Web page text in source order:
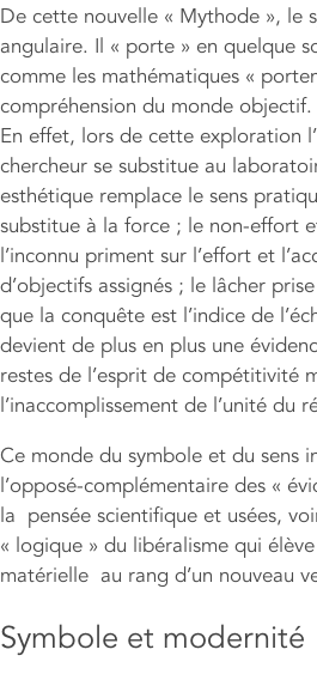
De cette nouvelle « Mythode », le
angulaire. Il « porte » en quelque
comme les mathématiques «
compréhension du monde objectif.
En effet, lors de cette exploration
chercheur se substitue au
esthétique remplace le sens
substitue à la force ; le non-effort
l’inconnu priment sur l’effort et
d’objectifs assignés ; le lâcher
que la conquête est l’indice de
devient de plus en plus une
restes de l’esprit de compétitivité
l’inaccomplissement de l’unité du
Ce monde du symbole et du sens
l’opposé-complémentaire des «
la pensée scientifique et usées,
« logique » du libéralisme qui
matérielle au rang d’un nouveau
Symbole et modernité